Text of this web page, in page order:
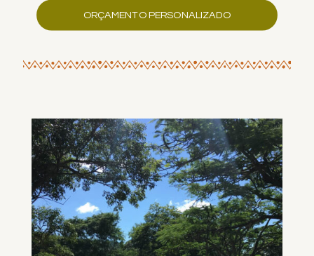
ORÇAMENTO PERSONALIZADO